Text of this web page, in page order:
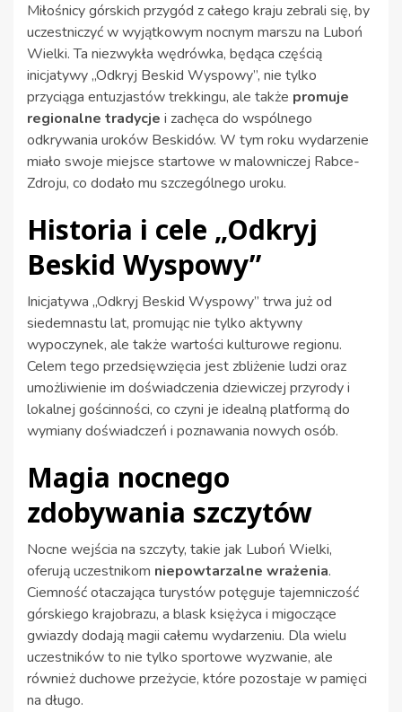
Miłośnicy górskich przygód z całego kraju zebrali się, by
uczestniczyć w wyjątkowym nocnym marszu na Luboń
Wielki. Ta niezwykła wędrówka, będąca częścią
inicjatywy „Odkryj Beskid Wyspowy”, nie tylko
przyciąga entuzjastów trekkingu, ale także promuje
regionalne tradycje i zachęca do wspólnego
odkrywania uroków Beskidów. W tym roku wydarzenie
miało swoje miejsce startowe w malowniczej Rabce-
Zdroju, co dodało mu szczególnego uroku.
Historia i cele „Odkryj
Beskid Wyspowy”
Inicjatywa „Odkryj Beskid Wyspowy” trwa już od
siedemnastu lat, promując nie tylko aktywny
wypoczynek, ale także wartości kulturowe regionu.
Celem tego przedsięwzięcia jest zbliżenie ludzi oraz
umożliwienie im doświadczenia dziewiczej przyrody i
lokalnej gościnności, co czyni je idealną platformą do
wymiany doświadczeń i poznawania nowych osób.
Magia nocnego
zdobywania szczytów
Nocne wejścia na szczyty, takie jak Luboń Wielki,
oferują uczestnikom niepowtarzalne wrażenia.
Ciemność otaczająca turystów potęguje tajemniczość
górskiego krajobrazu, a blask księżyca i migoczące
gwiazdy dodają magii całemu wydarzeniu. Dla wielu
uczestników to nie tylko sportowe wyzwanie, ale
również duchowe przeżycie, które pozostaje w pamięci
na długo.